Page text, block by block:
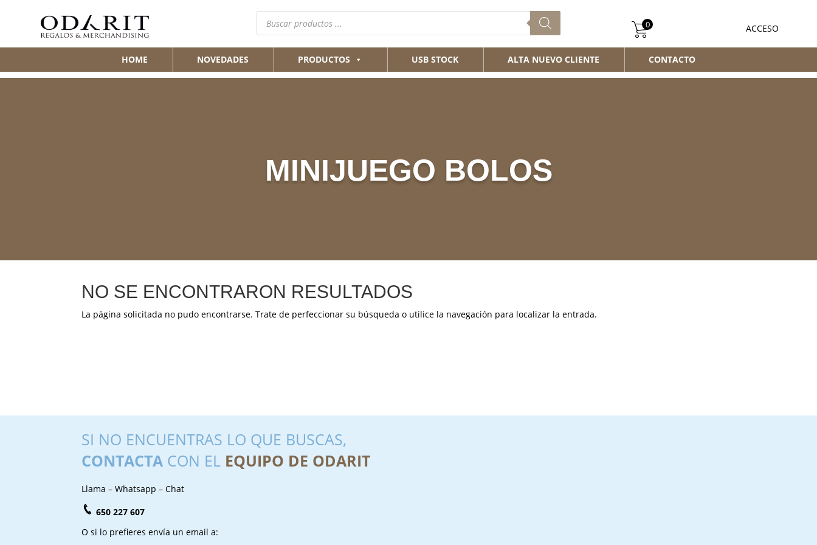
Búsqueda
productos ACCESO
0
HOME NOVEDADES PRODUCTOS USB STOCK ALTA NUEVO CLIENTE CONTACTO
MINIJUEGO BOLOS
NO SE ENCONTRARON RESULTADOS
La página solicitada no pudo encontrarse. Trate de perfeccionar su búsqueda o utilice la navegación para localizar la entrada.
SI NO ENCUENTRAS LO QUE BUSCAS,
CONTACTA CON EL EQUIPO DE ODARIT
Llama – Whatsapp – Chat
650 227 607
O si lo prefieres envía un email a: